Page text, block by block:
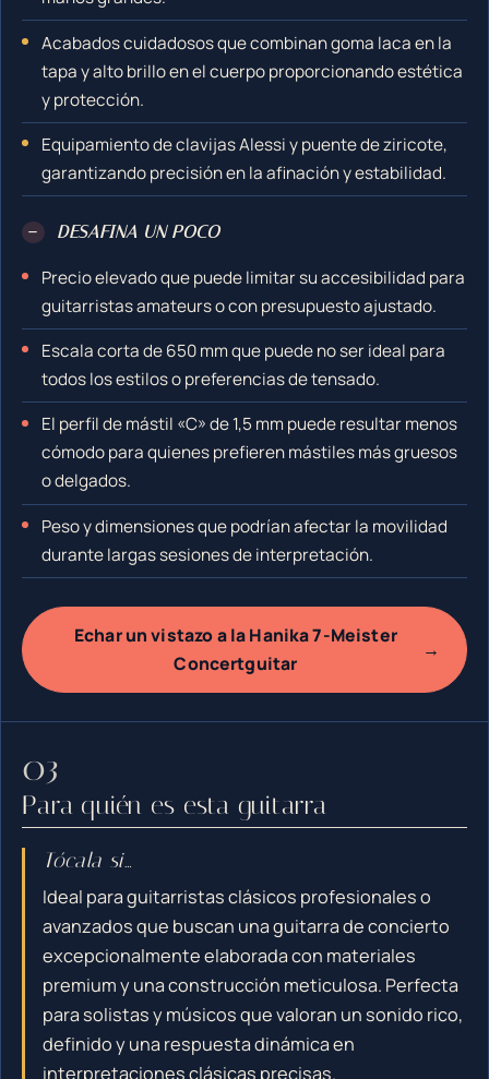
Acabados cuidadosos que combinan goma laca en la
tapa y alto brillo en el cuerpo proporcionando estética
y protección.
Equipamiento de clavijas Alessi y puente de ziricote,
garantizando precisión en la afinación y estabilidad.
− DESAFINA UN POCO
Precio elevado que puede limitar su accesibilidad para
guitarristas amateurs o con presupuesto ajustado.
Escala corta de 650 mm que puede no ser ideal para
todos los estilos o preferencias de tensado.
El perfil de mástil «C» de 1,5 mm puede resultar menos
cómodo para quienes prefieren mástiles más gruesos
o delgados.
Peso y dimensiones que podrían afectar la movilidad
durante largas sesiones de interpretación.
Echar un vistazo a la Hanika 7-Meister
Concertguitar
→
Para quién es esta guitarra
Tócala si…
Ideal para guitarristas clásicos profesionales o
avanzados que buscan una guitarra de concierto
excepcionalmente elaborada con materiales
premium y una construcción meticulosa. Perfecta
para solistas y músicos que valoran un sonido rico,
definido y una respuesta dinámica en
interpretaciones clásicas precisas.